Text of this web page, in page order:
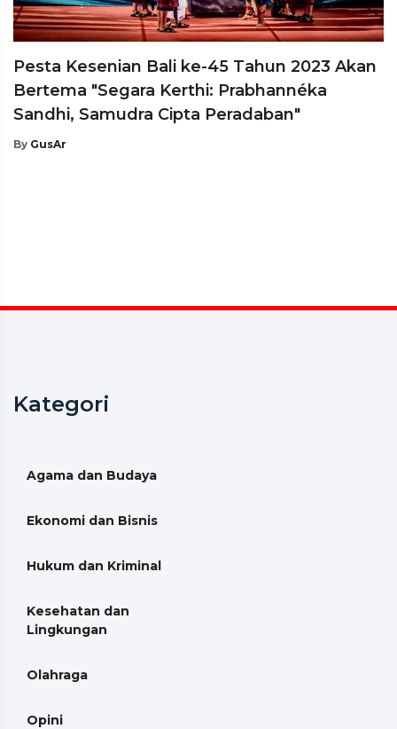
Pesta Kesenian Bali ke-45 Tahun 2023 Akan
Bertema "Segara Kerthi: Prabhannéka
Sandhi, Samudra Cipta Peradaban"
By GusAr
Kategori
Agama dan Budaya
Ekonomi dan Bisnis
Hukum dan Kriminal
Kesehatan dan
Lingkungan
Olahraga
Opini